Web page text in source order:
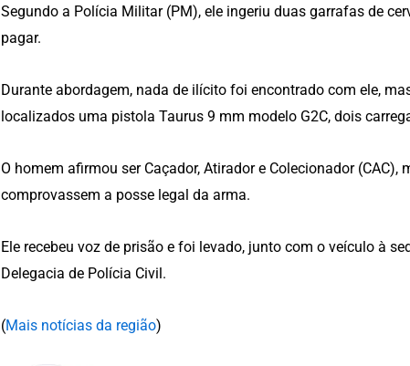
Segundo a Polícia Militar (PM), ele ingeriu duas garrafas de
pagar.
Durante abordagem, nada de ilícito foi encontrado com ele,
localizados uma pistola Taurus 9 mm modelo G2C, dois
O homem afirmou ser Caçador, Atirador e Colecionador
comprovassem a posse legal da arma.
Ele recebeu voz de prisão e foi levado, junto com o veículo à
Delegacia de Polícia Civil.
(Mais notícias da região)